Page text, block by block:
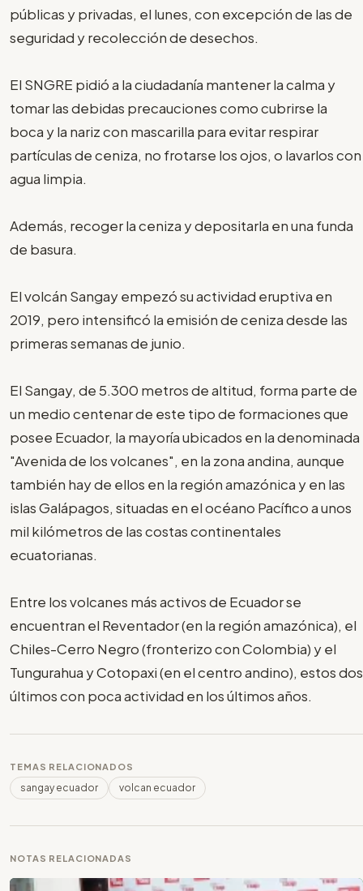
públicas y privadas, el lunes, con excepción de las de
seguridad y recolección de desechos.
El SNGRE pidió a la ciudadanía mantener la calma y
tomar las debidas precauciones como cubrirse la
boca y la nariz con mascarilla para evitar respirar
partículas de ceniza, no frotarse los ojos, o lavarlos con
agua limpia.
Además, recoger la ceniza y depositarla en una funda
de basura.
El volcán Sangay empezó su actividad eruptiva en
2019, pero intensificó la emisión de ceniza desde las
primeras semanas de junio.
El Sangay, de 5.300 metros de altitud, forma parte de
un medio centenar de este tipo de formaciones que
posee Ecuador, la mayoría ubicados en la denominada
"Avenida de los volcanes", en la zona andina, aunque
también hay de ellos en la región amazónica y en las
islas Galápagos, situadas en el océano Pacífico a unos
mil kilómetros de las costas continentales
ecuatorianas.
Entre los volcanes más activos de Ecuador se
encuentran el Reventador (en la región amazónica), el
Chiles-Cerro Negro (fronterizo con Colombia) y el
Tungurahua y Cotopaxi (en el centro andino), estos dos
últimos con poca actividad en los últimos años.
TEMAS RELACIONADOS
sangay ecuador volcan ecuador
NOTAS RELACIONADAS